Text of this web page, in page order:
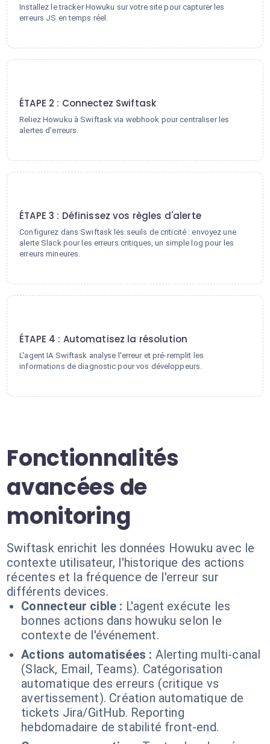
Installez le tracker Howuku sur votre site pour capturer les
erreurs JS en temps réel.
ÉTAPE 2 : Connectez Swiftask
Reliez Howuku à Swiftask via webhook pour centraliser les
alertes d'erreurs.
ÉTAPE 3 : Définissez vos règles d'alerte
Configurez dans Swiftask les seuils de criticité : envoyez une
alerte Slack pour les erreurs critiques, un simple log pour les
erreurs mineures.
ÉTAPE 4 : Automatisez la résolution
L'agent IA Swiftask analyse l'erreur et pré-remplit les
informations de diagnostic pour vos développeurs.
Fonctionnalités
avancées de
monitoring
Swiftask enrichit les données Howuku avec le
contexte utilisateur, l'historique des actions
récentes et la fréquence de l'erreur sur
différents devices.
Connecteur cible : L'agent exécute les
bonnes actions dans howuku selon le
contexte de l'événement.
Actions automatisées : Alerting multi-canal
(Slack, Email, Teams). Catégorisation
automatique des erreurs (critique vs
avertissement). Création automatique de
tickets Jira/GitHub. Reporting
hebdomadaire de stabilité front-end.